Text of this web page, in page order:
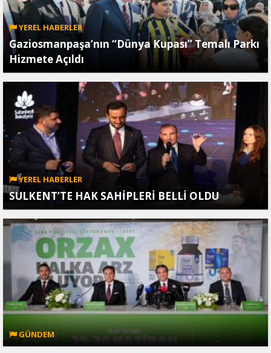
YEREL HABERLER
Gaziosmanpaşa’nın “Dünya Kupası” Temalı Parkı
Hizmete Açıldı
YEREL HABERLER
SULKENT’TE HAK SAHİPLERİ BELLİ OLDU
GÜNDEM